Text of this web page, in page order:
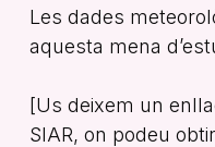
Les dades
aquesta mena
[Us deixem un
SIAR, on podeu